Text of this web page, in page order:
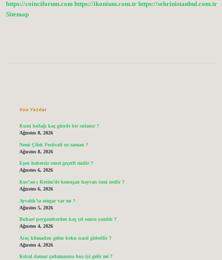
https://coinciforum.com https://ikonium.com.tr https://sehrinistanbul.com.tr
Sitemap
Son Yazılar
Kuzu kulağı kaç günde bir sulanır ?
Ağustos 8, 2026
Nemi Çilek Festivali ne zaman ?
Ağustos 8, 2026
Eşen habersiz senet geçerli midir ?
Ağustos 6, 2026
Kur’an-ı Kerim’de konuşan hayvan ismi nedir ?
Ağustos 6, 2026
Ayvalık’ta otogar var mı ?
Ağustos 5, 2026
Buhari peygamberden kaç yıl sonra yazıldı ?
Ağustos 4, 2026
Araç klimadan gelen koku nasıl giderilir ?
Ağustos 4, 2026
Kılcal damar çatlamasına buz iyi gelir mi ?